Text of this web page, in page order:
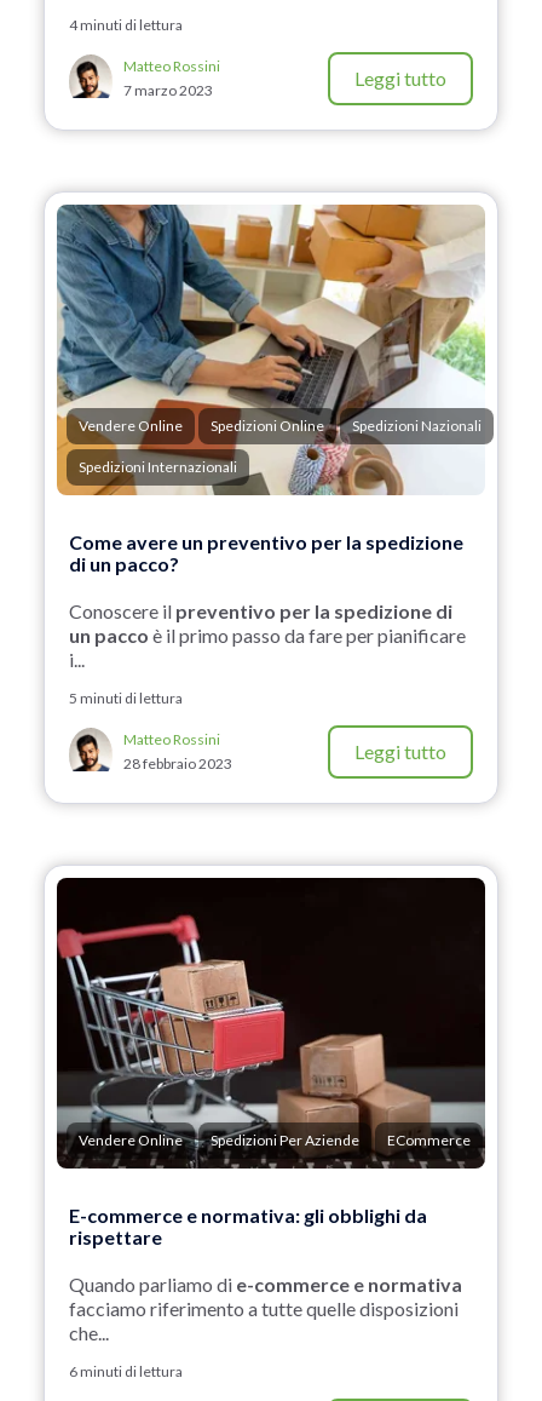
4 minuti di lettura
Matteo Rossini
7 marzo 2023
Leggi tutto
Vendere Online Spedizioni Online Spedizioni Nazionali
Spedizioni Internazionali
Come avere un preventivo per la spedizione
di un pacco?
Conoscere il preventivo per la spedizione di
un pacco è il primo passo da fare per pianificare
i...
5 minuti di lettura
Matteo Rossini
28 febbraio 2023
Leggi tutto
Vendere Online Spedizioni Per Aziende ECommerce
E-commerce e normativa: gli obblighi da
rispettare
Quando parliamo di e-commerce e normativa
facciamo riferimento a tutte quelle disposizioni
che...
6 minuti di lettura